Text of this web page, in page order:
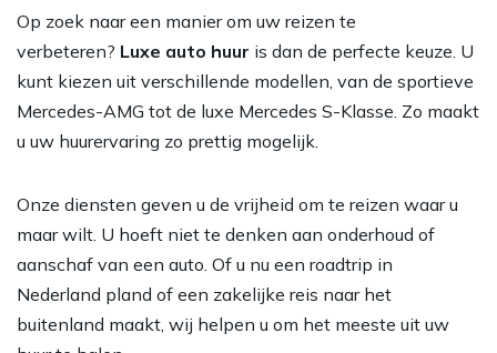
Op zoek naar een manier om uw reizen te
verbeteren? Luxe auto huur is dan de perfecte keuze. U
kunt kiezen uit verschillende modellen, van de sportieve
Mercedes-AMG tot de luxe Mercedes S-Klasse. Zo maakt
u uw huurervaring zo prettig mogelijk.
Onze diensten geven u de vrijheid om te reizen waar u
maar wilt. U hoeft niet te denken aan onderhoud of
aanschaf van een auto. Of u nu een roadtrip in
Nederland pland of een zakelijke reis naar het
buitenland maakt, wij helpen u om het meeste uit uw